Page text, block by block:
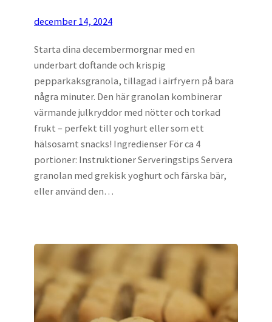
december 14, 2024
Starta dina decembermorgnar med en
underbart doftande och krispig
pepparkaksgranola, tillagad i airfryern på bara
några minuter. Den här granolan kombinerar
värmande julkryddor med nötter och torkad
frukt – perfekt till yoghurt eller som ett
hälsosamt snacks! Ingredienser För ca 4
portioner: Instruktioner Serveringstips Servera
granolan med grekisk yoghurt och färska bär,
eller använd den…